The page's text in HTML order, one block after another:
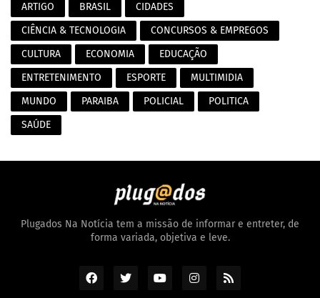
ARTIGO BRASIL
CIDADES
CIÊNCIA & TECNOLOGIA
CONCURSOS & EMPREGOS
CULTURA
ECONOMIA
EDUCAÇÃO
ENTRETENIMENTO
ESPORTE
MULTIMIDIA
MUNDO
PARAIBA POLICIAL
POLITICA
SAÚDE
Plugados Na Notícia tem a missão de informar e entreter, de
forma variada, objetiva e leve.